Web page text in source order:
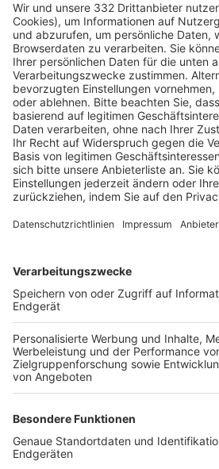
HÄUFIG BESUCHTE SEITEN
Pässe und Vereinswechsel
Trainerausbildung
Schulungsangebot Vereinsmitarbeiter
BFV-Geschäftsstellen
Trainerbörse
Login SpielPlus
FOLGE DEM BFV
TOP-VEREINE
TOP-PARTNER